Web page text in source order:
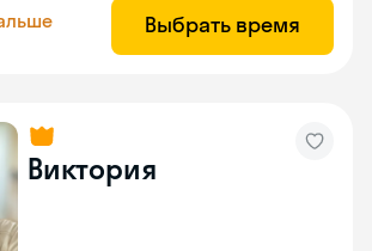
Выбрать время
Виктория